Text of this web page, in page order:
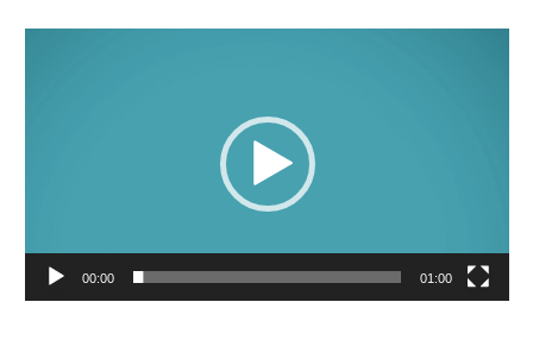
00:00 01:00